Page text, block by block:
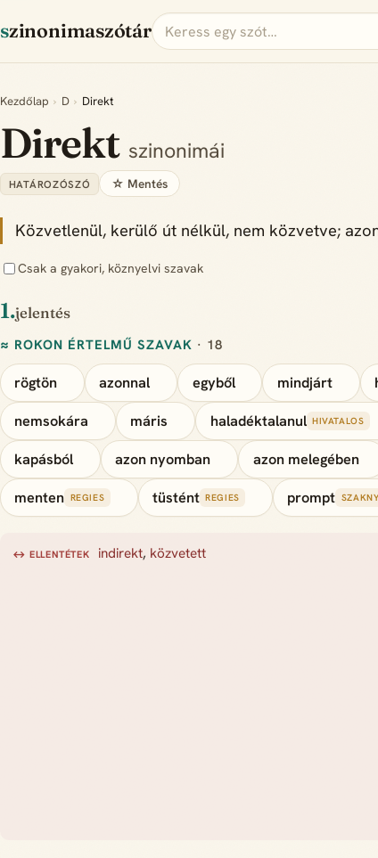
szinonimaszótár
Kezdőlap › D › Direkt
Direkt szinonimái
HATÁROZÓSZÓ ☆ Mentés
Közvetlenül, kerülő út nélkül, nem közvetve;
Csak a gyakori, köznyelvi szavak
1.jelentés
≈ ROKON ÉRTELMŰ SZAVAK · 18
rögtön azonnal egyből mindjárt
nemsokára máris haladéktalanul HIVATALOS
kapásból azon nyomban azon melegében
menten REGIES tüstént REGIES prompt
↔ ELLENTÉTEK indirekt, közvetett